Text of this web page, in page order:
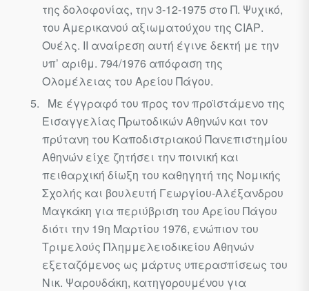
της δολοφονίας, την 3-12-1975 στο Π. Ψυχικό,
του Αμερικανού αξιωματούχου της CIAΡ.
Ουέλς. II αναίρεση αυτή έγινε δεκτή με την
υπ’ αριθμ. 794/1976 απόφαση της
Ολομέλειας του Αρείου Πάγου.
Με έγγραφό του προς τον προϊστάμενο της
Εισαγγελίας Πρωτο­δικών Αθηνών και τον
πρύτανη του Καποδιστριακού Πανεπιστημίου
Αθηνών είχε ζητήσει την ποινική και
πειθαρχική δίωξη του καθηγητή της Νομικής
Σχολής και βουλευτή Γεωργίου-Αλέξανδρου
Μαγκάκη για περιύβριση του Αρείου Πάγου
διότι την 19η Μαρτίου 1976, ενώπιον του
Τριμελούς Πλημμελειοδικείου Αθηνών
εξεταζόμενος ως μάρτυς υπερασπίσεως του
Νικ. Ψαρουδάκη, κατηγορουμένου για